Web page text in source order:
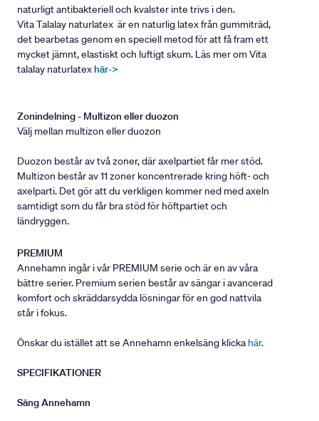
naturligt antibakteriell och kvalster inte trivs i den.
Vita Talalay naturlatex är en naturlig latex från gummiträd,
det bearbetas genom en speciell metod för att få fram ett
mycket jämnt, elastiskt och luftigt skum. Läs mer om Vita
talalay naturlatexhär->
Zonindelning - Multizon eller duozon
Välj mellan multizon eller duozon
Duozon består av två zoner, där axelpartiet får mer stöd.
Multizon består av 11 zoner koncentrerade kring höft- och
axelparti. Det gör att du verkligen kommer ned med axeln
samtidigt som du får bra stöd för höftpartiet och
ländryggen.
PREMIUM
Annehamn ingår i vår PREMIUM serie och är en av våra
bättre serier. Premium serien består av sängar i avancerad
komfort och skräddarsydda lösningar för en god nattvila
står i fokus.
Önskar du istället att se Annehamn enkelsäng klicka här.
SPECIFIKATIONER
Säng Annehamn